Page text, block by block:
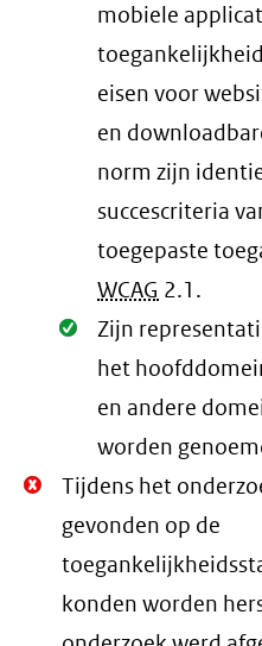
mobiele
eisen voor
en
norm zijn
succescriteria
toegepaste
WCAG 2.1 .
Oké.
Zijn
het
en andere
worden
Niet
Oké.
Tijdens het
gevonden op de
konden worden